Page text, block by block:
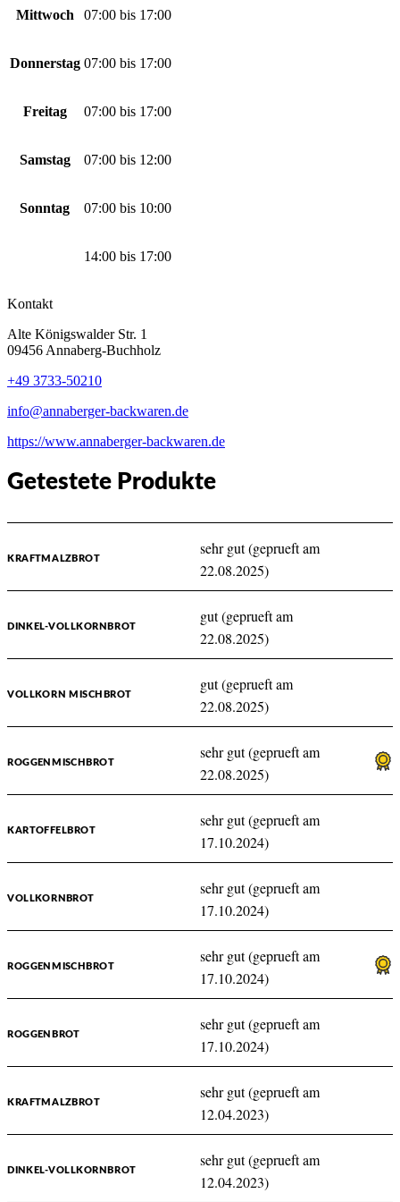
Mittwoch 07:00 bis 17:00
Donnerstag 07:00 bis 17:00
Freitag 07:00 bis 17:00
Samstag 07:00 bis 12:00
Sonntag 07:00 bis 10:00
14:00 bis 17:00
Kontakt
Alte Königswalder Str. 1
09456 Annaberg-Buchholz
+49 3733-50210
info@annaberger-backwaren.de
https://www.annaberger-backwaren.de
Getestete Produkte
KRAFTMALZBROT
sehr gut (geprueft am
22.08.2025)
DINKEL-VOLLKORNBROT
gut (geprueft am
22.08.2025)
VOLLKORN MISCHBROT
gut (geprueft am
22.08.2025)
ROGGENMISCHBROT
sehr gut (geprueft am
22.08.2025)
KARTOFFELBROT
sehr gut (geprueft am
17.10.2024)
VOLLKORNBROT
sehr gut (geprueft am
17.10.2024)
ROGGENMISCHBROT
sehr gut (geprueft am
17.10.2024)
ROGGENBROT
sehr gut (geprueft am
17.10.2024)
KRAFTMALZBROT
sehr gut (geprueft am
12.04.2023)
DINKEL-VOLLKORNBROT
sehr gut (geprueft am
12.04.2023)